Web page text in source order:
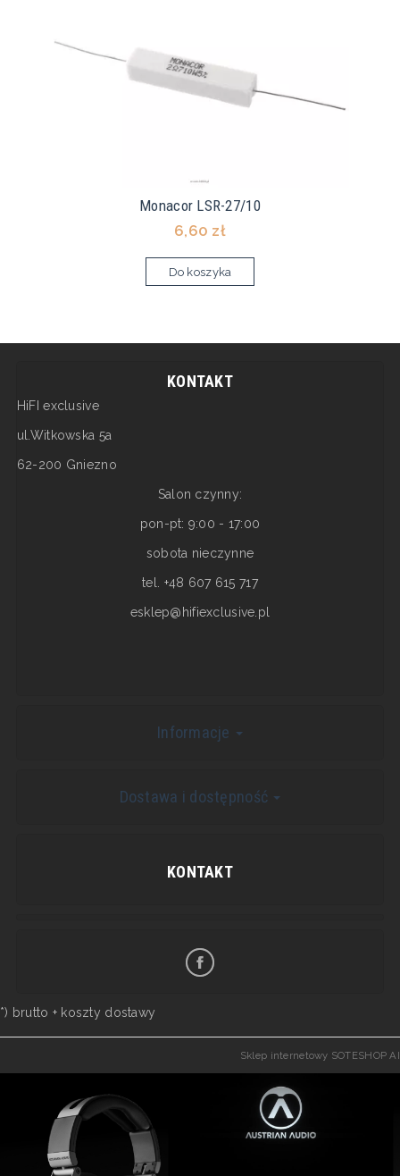
Monacor LSR-27/10
6,60 zł
Do koszyka
KONTAKT
HiFI exclusive
ul.Witkowska 5a
62-200 Gniezno
Salon czynny:
pon-pt: 9:00 - 17:00
sobota nieczynne
tel. +48 607 615 717
esklep@hifiexclusive.pl
Informacje
Dostawa i dostępność
KONTAKT
*) brutto + koszty dostawy
Sklep internetowy SOTESHOP AI